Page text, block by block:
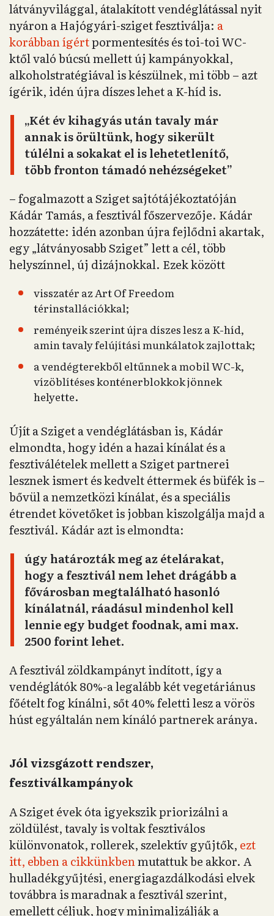
látványvilággal, átalakított vendéglátással nyit
nyáron a Hajógyári-sziget fesztiválja: a
korábban ígértpormentesítés és toi-toi WC-
ktől való búcsú mellett új kampányokkal,
alkoholstratégiával is készülnek, mi több – azt
ígérik, idén újra díszes lehet a K-híd is.
„Két év kihagyás után tavaly már
annak is örültünk, hogy sikerült
túlélni a sokakat el is lehetetlenítő,
több fronton támadó nehézségeket”
– fogalmazott a Sziget sajtótájékoztatóján
Kádár Tamás, a fesztivál főszervezője. Kádár
hozzátette: idén azonban újra fejlődni akartak,
egy „látványosabb Sziget” lett a cél, több
helyszínnel, új dizájnokkal. Ezek között
visszatér az Art Of Freedom
térinstallációkkal;
reményeik szerint újra díszes lesz a K-híd,
amin tavaly felújítási munkálatok zajlottak;
a vendégterekből eltűnnek a mobil WC-k,
vízöblítéses konténerblokkok jönnek
helyette.
Újít a Sziget a vendéglátásban is, Kádár
elmondta, hogy idén a hazai kínálat és a
fesztiválételek mellett a Sziget partnerei
lesznek ismert és kedvelt éttermek és büfék is –
bővül a nemzetközi kínálat, és a speciális
étrendet követőket is jobban kiszolgálja majd a
fesztivál. Kádár azt is elmondta:
úgy határozták meg az ételárakat,
hogy a fesztivál nem lehet drágább a
fővárosban megtalálható hasonló
kínálatnál, ráadásul mindenhol kell
lennie egy budget foodnak, ami max.
2500 forint lehet.
A fesztivál zöldkampányt indított, így a
vendéglátók 80%-a legalább két vegetáriánus
főételt fog kínálni, sőt 40% feletti lesz a vörös
húst egyáltalán nem kínáló partnerek aránya.
Jól vizsgázott rendszer,
fesztiválkampányok
A Sziget évek óta igyekszik priorizálni a
zöldülést, tavaly is voltak fesztiválos
különvonatok, rollerek, szelektív gyűjtők, ezt
itt, ebben a cikkünkbenmutattuk be akkor. A
hulladékgyűjtési, energiagazdálkodási elvek
továbbra is maradnak a fesztivál szerint,
emellett céljuk, hogy minimalizálják a